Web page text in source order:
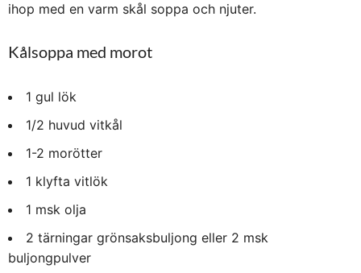
ihop med en varm skål soppa och njuter.
Kålsoppa med morot
1 gul lök
1/2 huvud vitkål
1-2 morötter
1 klyfta vitlök
1 msk olja
2 tärningar grönsaksbuljong eller 2 msk
buljongpulver